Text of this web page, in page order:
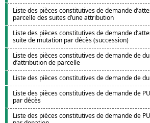
Liste des pièces constitutives de demande
parcelle des suites d’une attribution
Liste des pièces constitutives de demande
suite de mutation par décès (succession)
Liste des pièces constitutives de demande de
d’attribution de parcelle
Liste des pièces constitutives de demande de
Liste des pièces constitutives de demande de
par décès
Liste des pièces constitutives de demande de